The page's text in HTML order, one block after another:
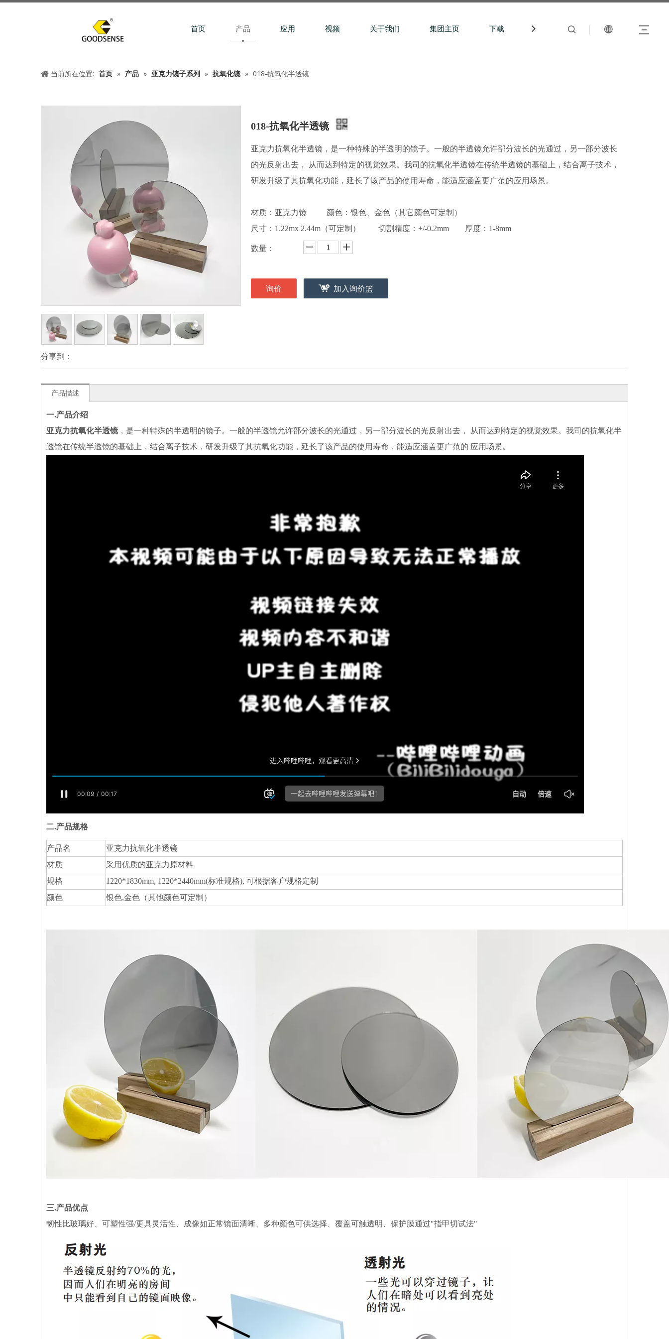
首页 产品 应用 视频 关于我们 集团主页 下载 中文站
当前所在位置: 首页 » 产品 » 亚克力镜子系列 » 抗氧化镜 » 018-抗氧化半透镜
分享到：
018-抗氧化半透镜
亚克力抗氧化半透镜，是一种特殊的半透明的镜子。一般的半透镜允许部分波长的光通过，另一部分波长
的光反射出去， 从而达到特定的视觉效果。我司的抗氧化半透镜在传统半透镜的基础上，结合离子技术，
研发升级了其抗氧化功能，延长了该产品的使用寿命，能适应涵盖更广范的应用场景。
材质：亚克力镜 颜色：银色、金色（其它颜色可定制）
尺寸：1.22mx 2.44m（可定制） 切割精度：+/-0.2mm 厚度：1-8mm
数量：
询价 加入询价篮
产品描述
一.产品介绍
亚克力抗氧化半透镜 ，是一种特殊的半透明的镜子。一般的半透镜允许部分波长的光通过，另一部分波长的光反射出去， 从而达到特定的视觉效果。我司的抗氧化半
透镜在传统半透镜的基础上，结合离子技术，研发升级了其抗氧化功能，延长了该产品的使用寿命，能适应涵盖更广范的 应用场景。
二.产品规格
产品名
亚克力抗氧化半透镜
材质
采用优质的亚克力原材料
规格
1220*1830mm, 1220*2440mm(标准规格), 可根据客户规格定制
颜色
银色,金色（其他颜色可定制）
三.产品优点
韧性比玻璃好、可塑性强/更具灵活性、成像如正常镜面清晰、多种颜色可供选择、覆盖可触透明、保护膜通过"指甲切试法"